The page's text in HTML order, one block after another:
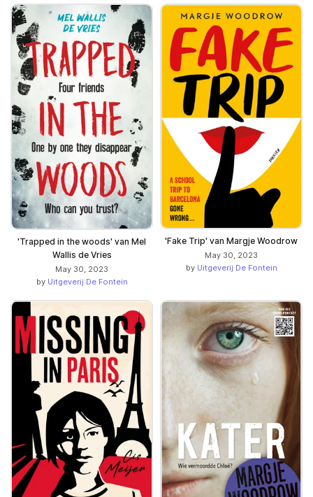
'Trapped in the woods' van Mel
Wallis de Vries
May 30, 2023
by Uitgeverij De Fontein
'Fake Trip' van Margje Woodrow
May 30, 2023
by Uitgeverij De Fontein